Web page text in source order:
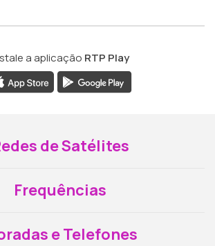
a aplicação RTP Play
de Satélites
Frequências
e Telefones